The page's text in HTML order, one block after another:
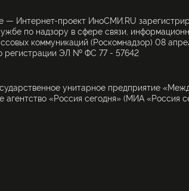
— Интернет-проект ИноСМИ.RU
по надзору в сфере связи,
коммуникаций (Роскомнадзор) 08
регистрации ЭЛ № ФС 77 - 57642
унитарное предприятие
агентство «Россия сегодня» (МИА «Россия